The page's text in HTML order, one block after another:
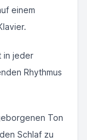
einem
in jeder
Rhythmus
Ton
Schlaf zu